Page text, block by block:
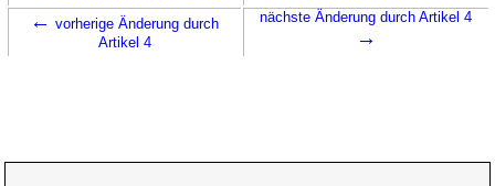
← vorherige Änderung durch
Artikel 4
nächste Änderung durch Artikel 4
→